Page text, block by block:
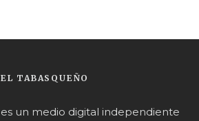
EL TABASQUEÑO
es un medio digital independiente